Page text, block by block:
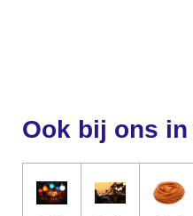
Ook bij ons